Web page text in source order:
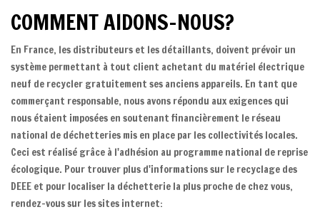
COMMENT AIDONS-NOUS?
En France, les distributeurs et les détaillants, doivent prévoir un
système permettant à tout client achetant du matériel électrique
neuf de recycler gratuitement ses anciens appareils. En tant que
commerçant responsable, nous avons répondu aux exigences qui
nous étaient imposées en soutenant financièrement le réseau
national de déchetteries mis en place par les collectivités locales.
Ceci est réalisé grâce à l'adhésion au programme national de reprise
écologique. Pour trouver plus d'informations sur le recyclage des
DEEE et pour localiser la déchetterie la plus proche de chez vous,
rendez-vous sur les sites internet: